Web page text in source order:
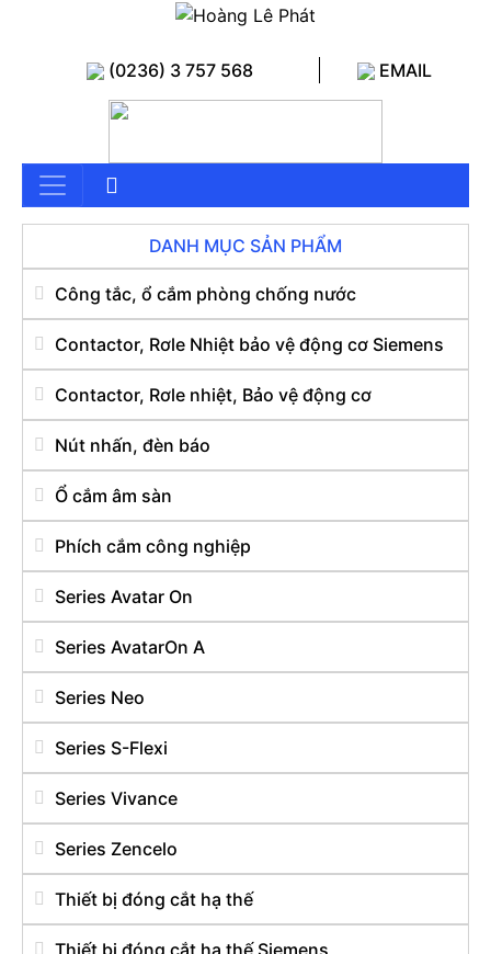
(0236) 3 757 568 EMAIL
DANH MỤC SẢN PHẨM
Công tắc, ổ cắm phòng chống nước
Contactor, Rơle Nhiệt bảo vệ động cơ Siemens
Contactor, Rơle nhiệt, Bảo vệ động cơ
Nút nhấn, đèn báo
Ổ cắm âm sàn
Phích cắm công nghiệp
Series Avatar On
Series AvatarOn A
Series Neo
Series S-Flexi
Series Vivance
Series Zencelo
Thiết bị đóng cắt hạ thế
Thiết bị đóng cắt hạ thế Siemens